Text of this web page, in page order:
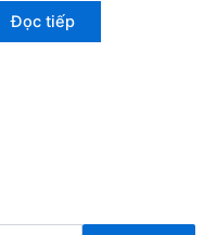
Đọc tiếp